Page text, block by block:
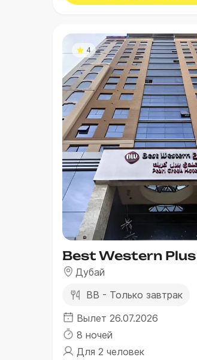
4
Дубай
BB - Только завтрак
Вылет 26.07.2026
8 ночей
Для 2 человек